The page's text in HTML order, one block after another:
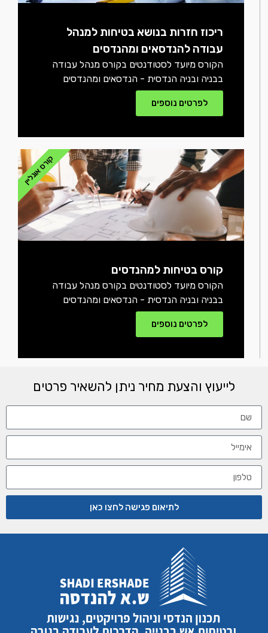
ריכוז חזרות בנושא בטיחות למנהל
עבודה להנדסאים ומהנדסים
הקורס מיועד לסטודנטים בקורס מנהל עבודה
בבניה ובניה הנדסית - הנדסאים ומהנדסים
לפרטים נוספים
קורס בטיחות למהנדסים
הקורס מיועד לסטודנטים בקורס מנהל עבודה
בבניה ובניה הנדסית - הנדסאים ומהנדסים
לפרטים נוספים
קורס אונליין
לייעוץ והצעת מחיר ניתן להשאיר פרטים
לתיאום פגישה לחצו כאן